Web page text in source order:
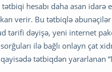
tətbiqi hesabı daha asan
verir. Bu tətbiqlə
tarifi dəyişə, yeni internet
ilə bağlı onlayn çat
tətbiqdən yararlanan